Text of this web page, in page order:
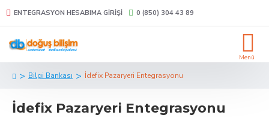
ENTEGRASYON HESABIMA GIRIŞI 0 (850) 304 43 89
Bilgi Bankası İdefix Pazaryeri Entegrasyonu
İdefix Pazaryeri Entegrasyonu